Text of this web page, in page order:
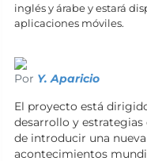
inglés y árabe y estará
aplicaciones móviles.
Por Y. Aparicio
El proyecto está
desarrollo y
de introducir una
acontecimientos